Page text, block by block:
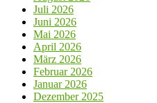
Juli 2026
Juni 2026
Mai 2026
April 2026
März 2026
Februar 2026
Januar 2026
Dezember 2025